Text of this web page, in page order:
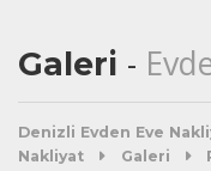
Galeri
Denizli Evden Eve
Nakliyat
Galeri